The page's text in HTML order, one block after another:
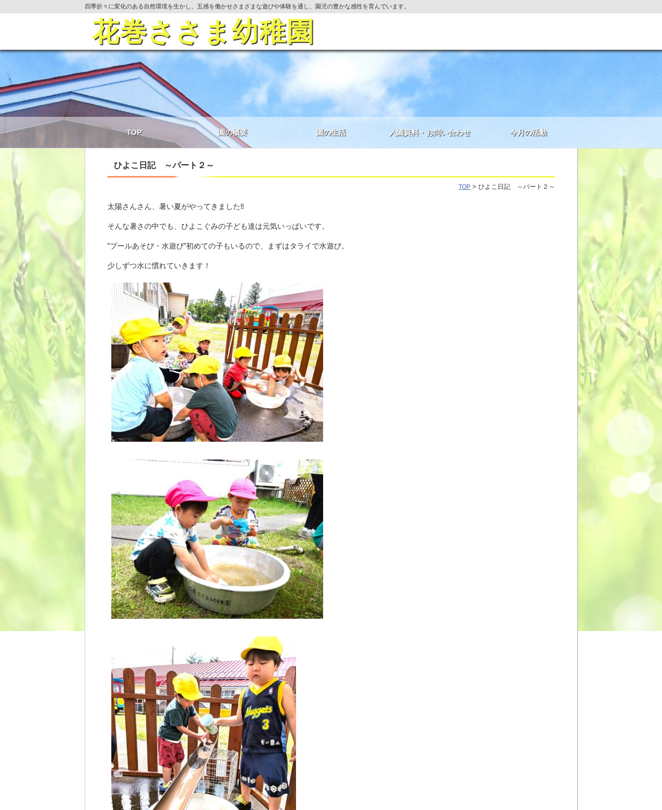
四季折々に変化のある自然環境を生かし、五感を働かせさまざまな遊びや体験を通し、園児の豊かな感性を育んでいます。
花巻ささま幼稚園
TOP 園の概要 園の生活 入園資料・お問い合わせ 今月の活動
ひよこ日記 ～パート２～
TOP > ひよこ日記 ～パート２～
太陽さんさん、暑い夏がやってきました‼
そんな暑さの中でも、ひよこぐみの子ども達は元気いっぱいです。
”プールあそび・水遊び”初めての子もいるので、まずはタライで水遊び。
少しずつ水に慣れていきます！